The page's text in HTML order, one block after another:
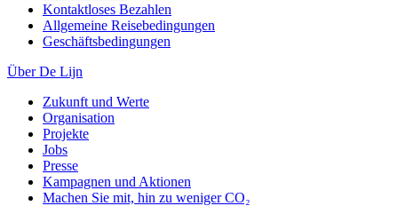
Kontaktloses Bezahlen
Allgemeine Reisebedingungen
Geschäftsbedingungen
Über De Lijn
Zukunft und Werte
Organisation
Projekte
Jobs
Presse
Kampagnen und Aktionen
Machen Sie mit, hin zu weniger CO₂